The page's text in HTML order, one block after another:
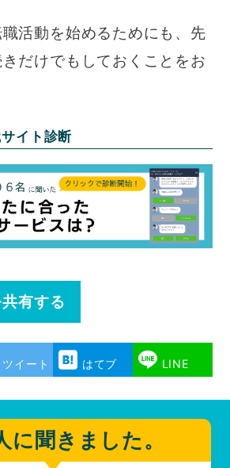
活動を始めるためにも、先
だけでもしておくことをお
イト診断
有する
ツイート はてブ LINE
に聞きました。